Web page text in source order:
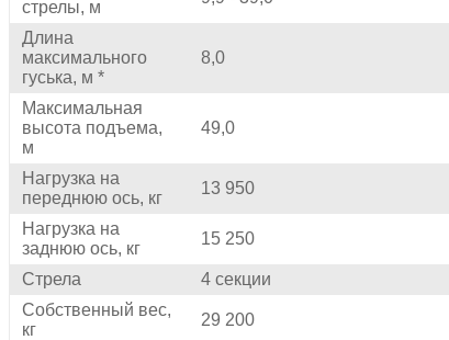
стрелы, м
Длина
максимального
гуська, м *
8,0
Максимальная
высота подъема,
м
49,0
Нагрузка на
переднюю ось, кг
13 950
Нагрузка на
заднюю ось, кг
15 250
Стрела
4 секции
Собственный вес,
кг
29 200